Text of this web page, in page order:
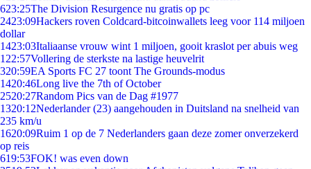
623:25The Division Resurgence nu gratis op pc
2423:09Hackers roven Coldcard-bitcoinwallets leeg voor 114 miljoen
dollar
1423:03Italiaanse vrouw wint 1 miljoen, gooit kraslot per abuis weg
1 22:57Vollering de sterkste na lastige heuvelrit
320:59EA Sports FC 27 toont The Grounds-modus
1420:46Long live the 7th of October
2520:27Random Pics van de Dag #1977
1320:12Nederlander (23) aangehouden in Duitsland na snelheid van
235 km/u
1620:09Ruim 1 op de 7 Nederlanders gaan deze zomer onverzekerd
op reis
619:53FOK! was even down